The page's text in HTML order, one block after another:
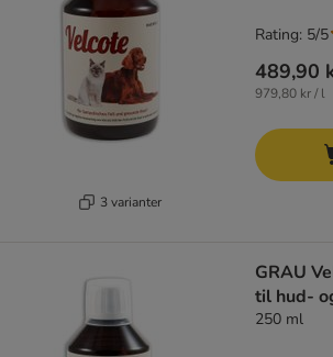
3 varianter
489,90
979,80 kr / l
Rating: 5/5
GRAU
til hud-
250 ml